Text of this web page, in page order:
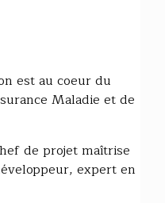
est au coeur du
Maladie et de
de projet maîtrise
expert en